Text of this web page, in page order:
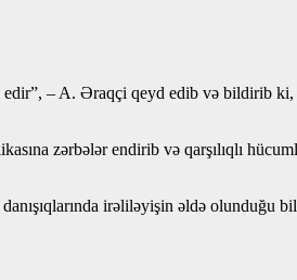
edir”, – A. Əraqçi qeyd edib və bildirib
zərbələr endirib və qarşılıqlı
irəliləyişin əldə olunduğu